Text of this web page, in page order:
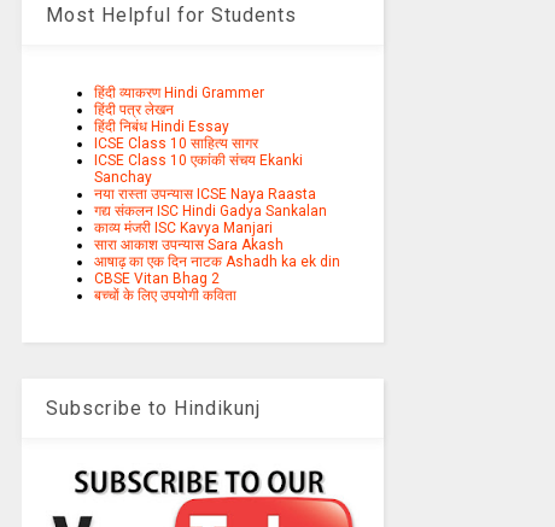
Most Helpful for Students
हिंदी व्याकरण Hindi Grammer
हिंदी पत्र लेखन
हिंदी निबंध Hindi Essay
ICSE Class 10 साहित्य सागर
ICSE Class 10 एकांकी संचय Ekanki
Sanchay
नया रास्ता उपन्यास ICSE Naya Raasta
गद्य संकलन ISC Hindi Gadya Sankalan
काव्य मंजरी ISC Kavya Manjari
सारा आकाश उपन्यास Sara Akash
आषाढ़ का एक दिन नाटक Ashadh ka ek din
CBSE Vitan Bhag 2
बच्चों के लिए उपयोगी कविता
Subscribe to Hindikunj